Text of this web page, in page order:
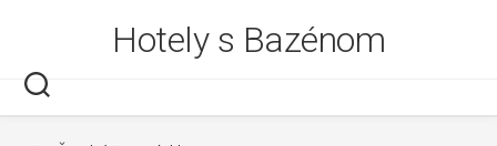
Hotely s Bazénom